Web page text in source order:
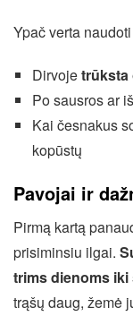
Ypač verta
Dirvojetrūksta
Po sausros ar
Kai česnakus
kopūstų
Pavojai ir
Pirmą kartą
prisiminsiu ilgai.
trims dienoms
trąšų daug, žemė